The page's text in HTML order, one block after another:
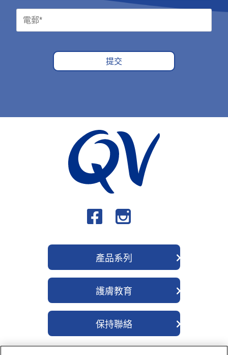
提交
產品系列
QV 除菌舒緩系列
護膚教育
護膚貼士
保持聯絡
聯繫我們